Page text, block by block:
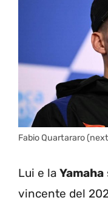
Fabio Quartararo
Lui e la Yamaha
vincente del